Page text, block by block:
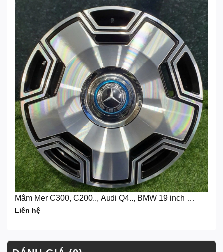
Mâm Mer C300, C200.., Audi Q4.., BMW 19 inch hai
hệ 5×112
Liên hệ